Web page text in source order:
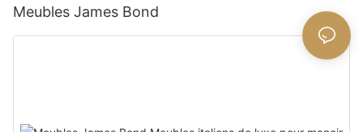
Meubles James Bond